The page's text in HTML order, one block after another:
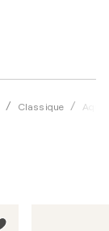
Classique